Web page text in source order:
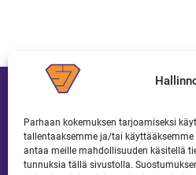
Parhaan kokemuksen tarjoamiseksi
tallentaaksemme ja/tai
antaa meille mahdollisuuden käsitellä
tunnuksia tällä sivustolla.